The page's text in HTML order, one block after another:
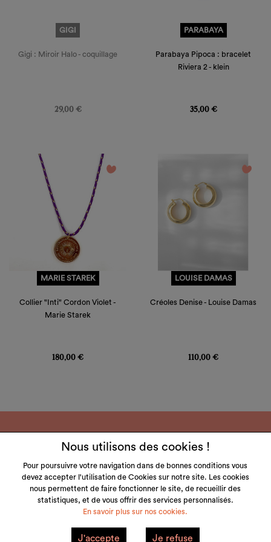
GIGI
Gigi : Miroir Halo - coquillage
29,00 €
PARABAYA
Parabaya Pipoca : bracelet
Riviera 2 - klein
35,00 €
favorite_border
MARIE STAREK
Collier "Inti" Cordon Violet -
Marie Starek
180,00 €
favorite_border
LOUISE DAMAS
Créoles Denise - Louise Damas
110,00 €
LITTLE & TALL
SERVICE CLIENT
NOS MARQUES
Nous utilisons des cookies !
Pour poursuivre votre navigation dans de bonnes conditions vous
devez accepter l'utilisation de Cookies sur notre site. Les cookies
nous permettent de faire fonctionner le site, de recueillir des
statistiques, et de vous offrir des services personnalisés.
En savoir plus sur nos cookies.
J'accepte Je refuse